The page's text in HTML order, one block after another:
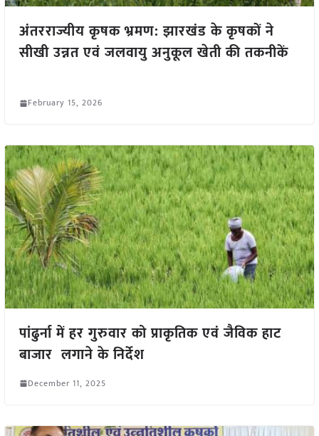
अंतरराज्यीय कृषक भ्रमण: झारखंड के कृषकों ने
सीखी उन्नत एवं जलवायु अनुकूल खेती की तकनीकें
February 15, 2026
पांढुर्ना में हर गुरुवार को प्राकृतिक एवं जैविक हाट
बाजार लगाने के निर्देश
December 11, 2025